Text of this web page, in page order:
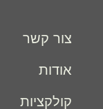
צור קשר
אודות
קולקציות